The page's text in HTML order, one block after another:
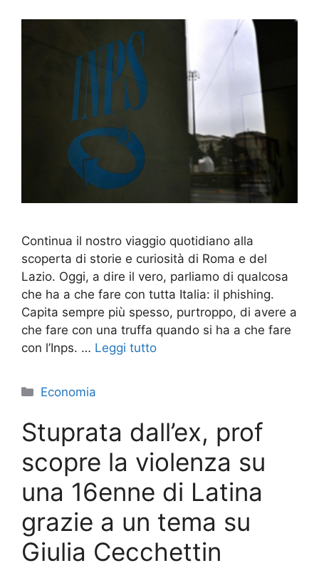
Continua il nostro viaggio quotidiano alla
scoperta di storie e curiosità di Roma e del
Lazio. Oggi, a dire il vero, parliamo di qualcosa
che ha a che fare con tutta Italia: il phishing.
Capita sempre più spesso, purtroppo, di avere a
che fare con una truffa quando si ha a che fare
con l’Inps. … Leggi tutto
Categorie
Economia
Stuprata dall’ex, prof
scopre la violenza su
una 16enne di Latina
grazie a un tema su
Giulia Cecchettin